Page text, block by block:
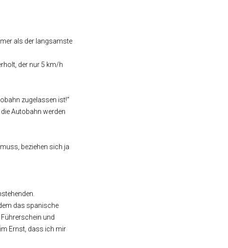
als der langsamste
der nur 5 km/h
zugelassen ist!“
Autobahn werden
beziehen sich ja
das spanische
und
Ernst, dass ich mir